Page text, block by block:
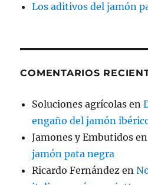
Los aditivos del jamón
COMENTARIOS
Soluciones agrícolas en
engaño del jamón
Jamones y Embutidos
jamón pata negra
Ricardo Fernández en